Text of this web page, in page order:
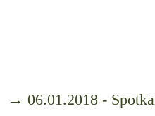
→ 06.01.2018 -